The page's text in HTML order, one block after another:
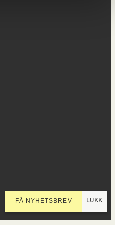
FÅ NYHETSBREV LUKK